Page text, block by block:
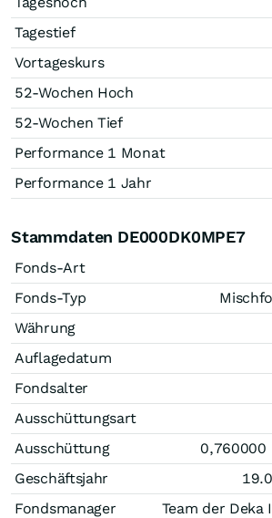
Tagestief
Vortageskurs
52-Wochen Hoch
52-Wochen Tief
Performance 1 Monat
Performance 1 Jahr
Stammdaten DE000DK0MPE7
Fonds-Art
Fonds-Typ
Währung
Auflagedatum
Fondsalter
Ausschüttungsart
Ausschüttung
0,760000
Geschäftsjahr
Fondsmanager
Team der Deka